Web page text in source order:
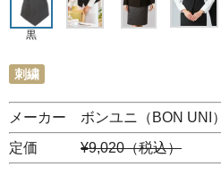
黒
刺繍
メーカー ボンユニ（BON UNI）
定価 ¥9,020（税込）